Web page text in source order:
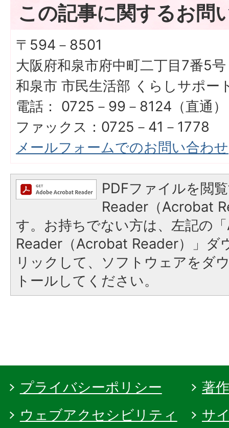
この記事に関するお問
〒594－8501
大阪府和泉市府中町二丁目7番5号
和泉市 市民生活部 くらしサポー
電話： 0725－99－8124（直通）
ファックス：0725－41－1778
メールフォームでのお問い合わせ
PDFファイルを閲
Reader（Acrobat
す。お持ちでない方は、左記の
Reader（Acrobat Reader）」ダ
リックして、ソフトウェアをダ
トールしてください。
プライバシーポリシー
著
ウェブアクセシビリティ
サ